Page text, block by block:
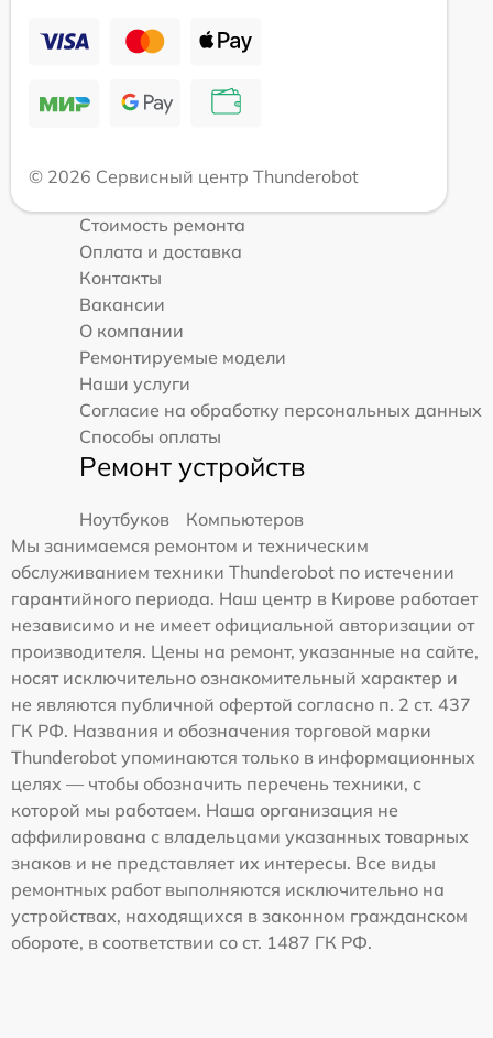
© 2026 Сервисный центр Thunderobot
Стоимость ремонта
Оплата и доставка
Контакты
Вакансии
О компании
Ремонтируемые модели
Наши услуги
Согласие на обработку персональных данных
Способы оплаты
Ремонт устройств
Ноутбуков
Компьютеров
Мы занимаемся ремонтом и техническим
обслуживанием техники Thunderobot по истечении
гарантийного периода. Наш центр в Кирове работает
независимо и не имеет официальной авторизации от
производителя. Цены на ремонт, указанные на сайте,
носят исключительно ознакомительный характер и
не являются публичной офертой согласно п. 2 ст. 437
ГК РФ. Названия и обозначения торговой марки
Thunderobot упоминаются только в информационных
целях — чтобы обозначить перечень техники, с
которой мы работаем. Наша организация не
аффилирована с владельцами указанных товарных
знаков и не представляет их интересы. Все виды
ремонтных работ выполняются исключительно на
устройствах, находящихся в законном гражданском
обороте, в соответствии со ст. 1487 ГК РФ.